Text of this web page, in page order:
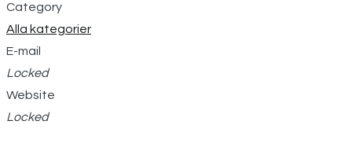
Category
Alla kategorier
E-mail
Locked
Website
Locked